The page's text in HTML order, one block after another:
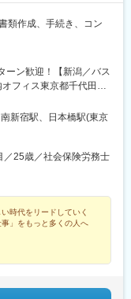
類作成、手続き、コン
ーン歓迎！【新潟／バス
フィス東京都千代田区
・JR各線「東京」駅日
渋谷区千駄ヶ谷5-23-5
木」駅東口より徒歩1
より
新宿駅、日本橋駅(東京
25歳／社会保険労務士
時代をリードしていく
」をもっと多くの人へ